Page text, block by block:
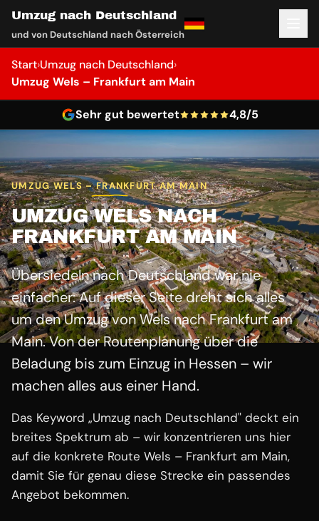
Umzug nach Deutschland
und von Deutschland nach Österreich
Start›Umzug nach Deutschland›
Umzug Wels – Frankfurt am Main
Sehr gut bewertet 4,8/5
UMZUG WELS – FRANKFURT AM MAIN
UMZUG WELS NACH
FRANKFURT AM MAIN
Übersiedeln nach Deutschland war nie
einfacher: Auf dieser Seite dreht sich alles
um den Umzug von Wels nach Frankfurt am
Main. Von der Routenplanung über die
Beladung bis zum Einzug in Hessen – wir
machen alles aus einer Hand.
Das Keyword „Umzug nach Deutschland" deckt ein
breites Spektrum ab – wir konzentrieren uns hier
auf die konkrete Route Wels – Frankfurt am Main,
damit Sie für genau diese Strecke ein passendes
Angebot bekommen.